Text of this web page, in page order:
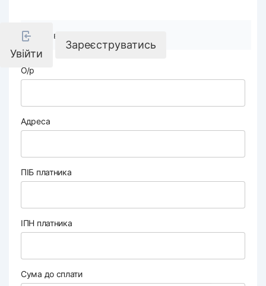
Увійти
Зареєструватись
Реквізити компанії
О/р
Адреса
ПІБ платника
ІПН платника
Сума до сплати